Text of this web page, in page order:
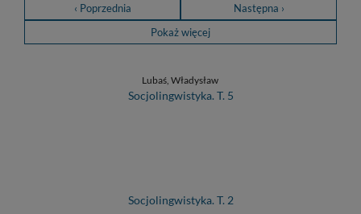
‹ Poprzednia
Następna ›
Pokaż więcej
Lubaś, Władysław
Socjolingwistyka. T. 5
Socjolingwistyka. T. 2